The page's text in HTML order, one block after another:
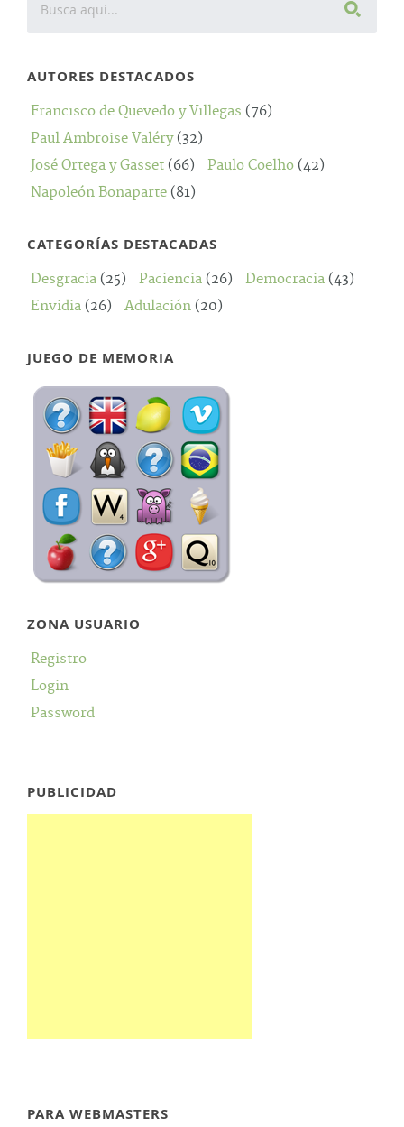
AUTORES DESTACADOS
Francisco de Quevedo y Villegas (76)
Paul Ambroise Valéry(32)
José Ortega y Gasset (66) Paulo Coelho (42)
Napoleón Bonaparte (81)
CATEGORÍAS DESTACADAS
Desgracia (25) Paciencia (26) Democracia (43)
Envidia (26) Adulación (20)
JUEGO DE MEMORIA
ZONA USUARIO
Registro
Login
Password
PUBLICIDAD
PARA WEBMASTERS